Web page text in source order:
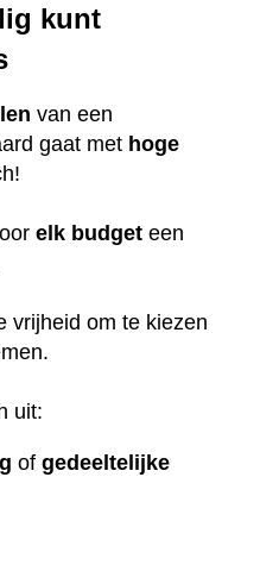
kunt
van een
gaat met hoge
elk budget een
vrijheid om te kiezen
uit:
of gedeeltelijke